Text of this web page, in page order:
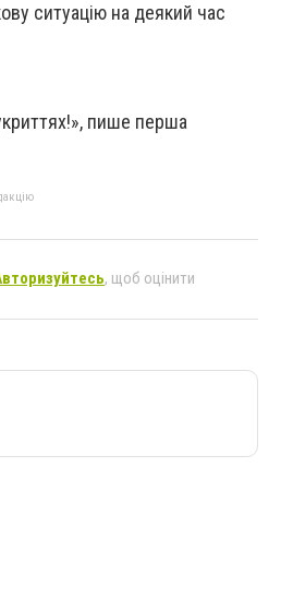
ситуацію на деякий час
пише перша
, щоб оцінити